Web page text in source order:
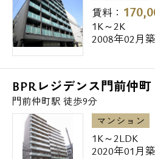
みずほ銀行新川支店・・
【交通】
東京メトロ半蔵門線 水
東京メトロ半蔵門線・都
河/徒歩10分
東京メトロ東西線・都
徒歩12分
賃料：
1K～2K
2008年02月築
BPRレジデンス門前仲町
門前仲町駅 徒歩9分
マンション
1K～2LDK
2020年01月築